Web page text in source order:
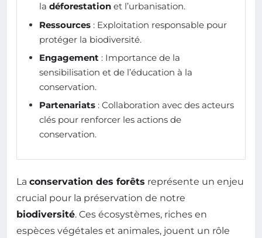
la déforestation et l’urbanisation.
Ressources : Exploitation responsable pour
protéger la biodiversité.
Engagement : Importance de la
sensibilisation et de l’éducation à la
conservation.
Partenariats : Collaboration avec des acteurs
clés pour renforcer les actions de
conservation.
La conservation des forêts représente un enjeu
crucial pour la préservation de notre
biodiversité. Ces écosystèmes, riches en
espèces végétales et animales, jouent un rôle